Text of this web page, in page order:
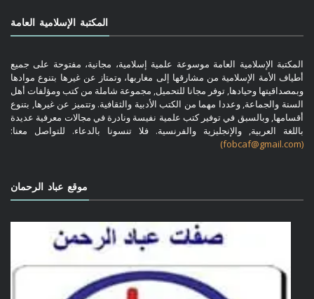
المكتبة الإسلامية العامة
المكتبة الإسلامية العامة موسوعة علمية إسلامية، مجانية، مفتوحة على جميع
أطياف الأمة الإسلامية من مشارقها إلى مغاربها، وتمتاز عن غيرها بتنوع موادها
وبمصداقيتها وحيادها, توفر مجانا للتحميل, مجموعة شاملة من كتب ومؤلفات أهل
السنة والجماعة, وعددا مهما من الكتب الأدبية والثقافية. وتتميز عن غيرها, بتنوع
أقسامها, وبالسبق في توفير كتب علمية نفيسة ونادرة في مجالات معرفية عديدة
باللغة العربية, والإنجليزية والفرنسية. فلا تنسونا بالدعاء. للتواصل معنا:
(fobcaf@gmail.com)
موقع عباد الرحمان